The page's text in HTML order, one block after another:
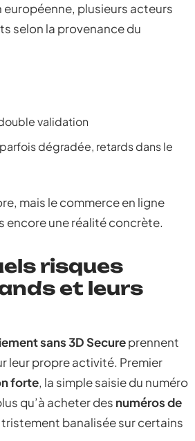
plusieurs acteurs
selon la provenance du
validation
dégradée, retards dans le
mais le commerce en ligne
une réalité concrète.
risques
et leurs
sans 3D Secureprennent
leur propre activité. Premier
forte, la simple saisie du numéro
qu’à acheter des numéros de
banalisée sur certains